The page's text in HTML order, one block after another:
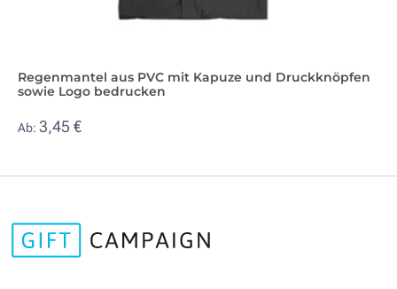
Regenmantel aus PVC mit Kapuze und Druckknöpfen
sowie Logo bedrucken
Ab: 3,45 €